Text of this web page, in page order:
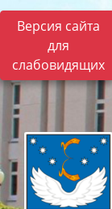
Версия сайта
для
слабовидящих